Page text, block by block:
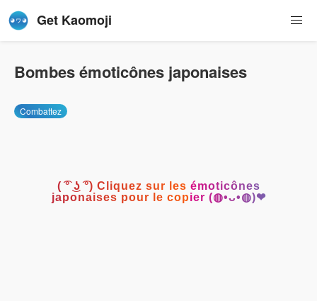
Get Kaomoji
Bombes émoticônes japonaises
Combattez
( ͡° ͜ʖ ͡°) Cliquez sur les émoticônes
japonaises pour le copier (◍•ᴗ•◍)❤